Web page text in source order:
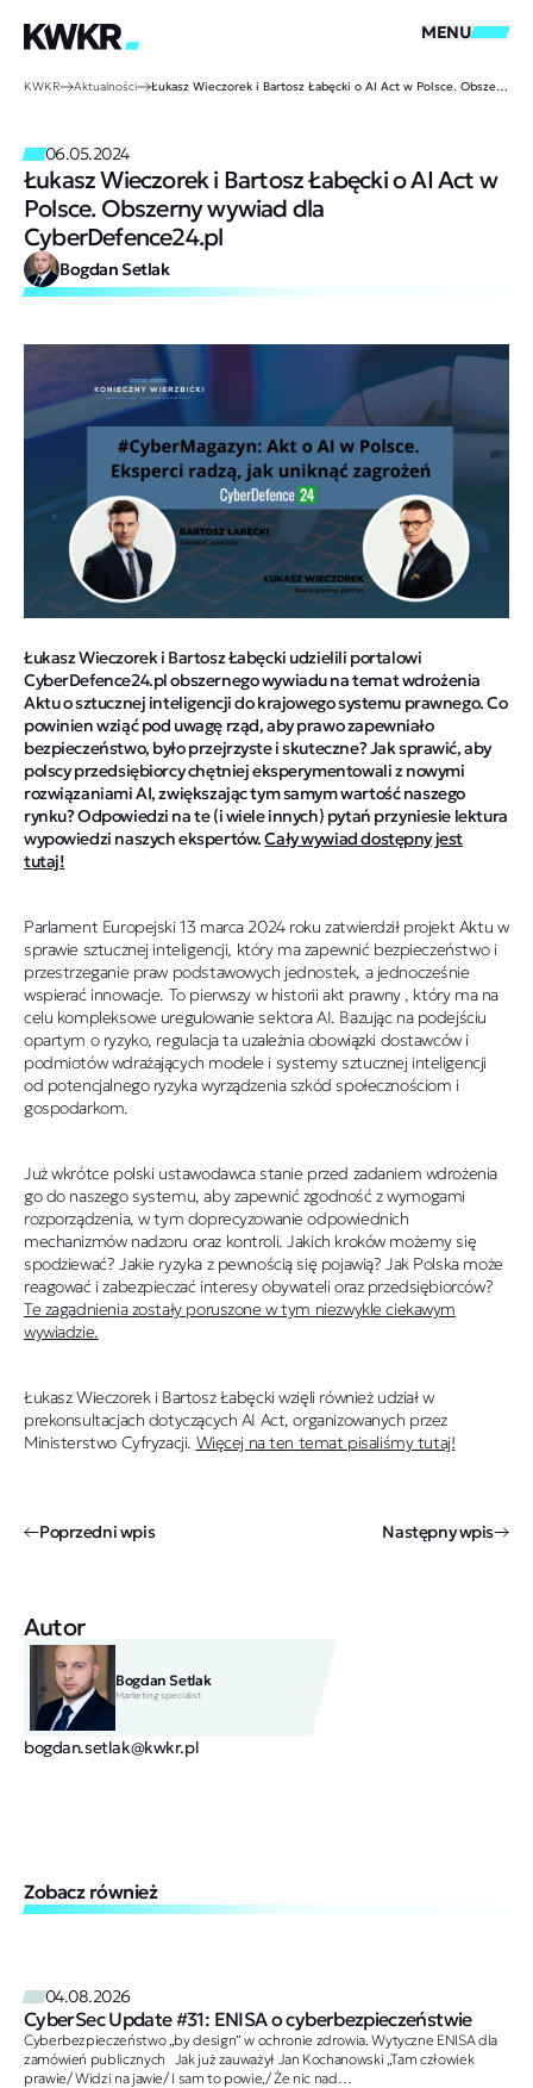
MENU
KWKR Aktualności Łukasz Wieczorek i Bartosz Łabęcki o AI Act w Polsce. Obszerny wywiad dla CyberDefence24.pl
06.05.2024
Łukasz Wieczorek i Bartosz Łabęcki o AI Act w
Polsce. Obszerny wywiad dla
CyberDefence24.pl
Bogdan Setlak
Łukasz Wieczorek i Bartosz Łabęcki udzielili portalowi
CyberDefence24.pl obszernego wywiadu na temat wdrożenia
Aktu o sztucznej inteligencji do krajowego systemu prawnego. Co
powinien wziąć pod uwagę rząd, aby prawo zapewniało
bezpieczeństwo, było przejrzyste i skuteczne? Jak sprawić, aby
polscy przedsiębiorcy chętniej eksperymentowali z nowymi
rozwiązaniami AI, zwiększając tym samym wartość naszego
rynku? Odpowiedzi na te (i wiele innych) pytań przyniesie lektura
wypowiedzi naszych ekspertów.Cały wywiad dostępny jest
tutaj!
Parlament Europejski 13 marca 2024 roku zatwierdził projekt Aktu w
sprawie sztucznej inteligencji, który ma zapewnić bezpieczeństwo i
przestrzeganie praw podstawowych jednostek, a jednocześnie
wspierać innowacje. To pierwszy w historii akt prawny , który ma na
celu kompleksowe uregulowanie sektora AI. Bazując na podejściu
opartym o ryzyko, regulacja ta uzależnia obowiązki dostawców i
podmiotów wdrażających modele i systemy sztucznej inteligencji
od potencjalnego ryzyka wyrządzenia szkód społecznościom i
gospodarkom.
Już wkrótce polski ustawodawca stanie przed zadaniem wdrożenia
go do naszego systemu, aby zapewnić zgodność z wymogami
rozporządzenia, w tym doprecyzowanie odpowiednich
mechanizmów nadzoru oraz kontroli. Jakich kroków możemy się
spodziewać? Jakie ryzyka z pewnością się pojawią? Jak Polska może
reagować i zabezpieczać interesy obywateli oraz przedsiębiorców?
Te zagadnienia zostały poruszone w tym niezwykle ciekawym
wywiadzie.
Łukasz Wieczorek i Bartosz Łabęcki wzięli również udział w
prekonsultacjach dotyczących AI Act, organizowanych przez
Ministerstwo Cyfryzacji. Więcej na ten temat pisaliśmy tutaj!
Poprzedni wpis Następny wpis
Autor
Bogdan Setlak
Marketing specialist
bogdan.setlak@kwkr.pl
Zobacz również
04.08.2026
CyberSec Update #31: ENISA o cyberbezpieczeństwie
Cyberbezpieczeństwo „by design” w ochronie zdrowia. Wytyczne ENISA dla
zamówień publicznych Jak już zauważył Jan Kochanowski „Tam człowiek
prawie/ Widzi na jawie/ I sam to powie,/ Że nic nad